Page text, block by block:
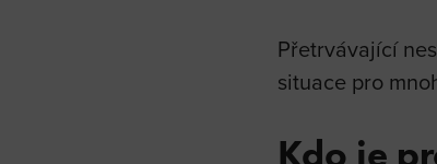
Přetrvávající
situace pro
Kdo je